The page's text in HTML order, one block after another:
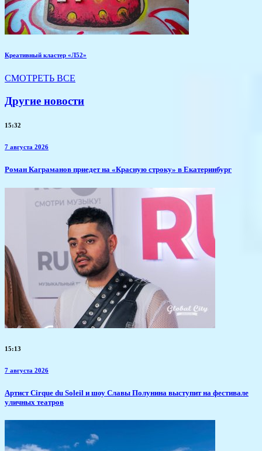
Креативный кластер «Л52»
СМОТРЕТЬ ВСЕ
Другие новости
15:32
7 августа 2026
​Роман Каграманов приедет на «Красную строку» в Екатеринбург
15:13
7 августа 2026
Артист Cirque du Soleil и шоу Славы Полунина выступит на фестивале
уличных театров